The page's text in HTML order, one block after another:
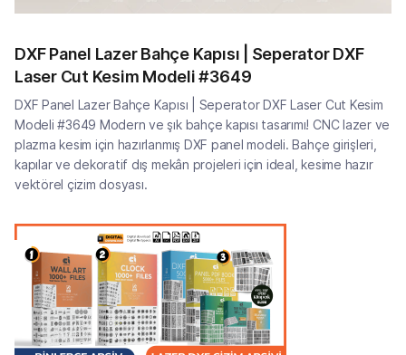
DXF Panel Lazer Bahçe Kapısı | Seperator DXF
Laser Cut Kesim Modeli #3649
DXF Panel Lazer Bahçe Kapısı | Seperator DXF Laser Cut Kesim
Modeli #3649 Modern ve şık bahçe kapısı tasarımı! CNC lazer ve
plazma kesim için hazırlanmış DXF panel modeli. Bahçe girişleri,
kapılar ve dekoratif dış mekân projeleri için ideal, kesime hazır
vektörel çizim dosyası.